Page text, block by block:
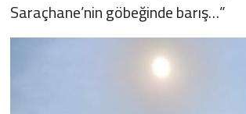
Saraçhane’nin göbeğinde barış…”